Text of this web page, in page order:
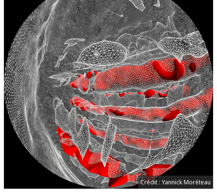
Crédit : Yannick Moréteau